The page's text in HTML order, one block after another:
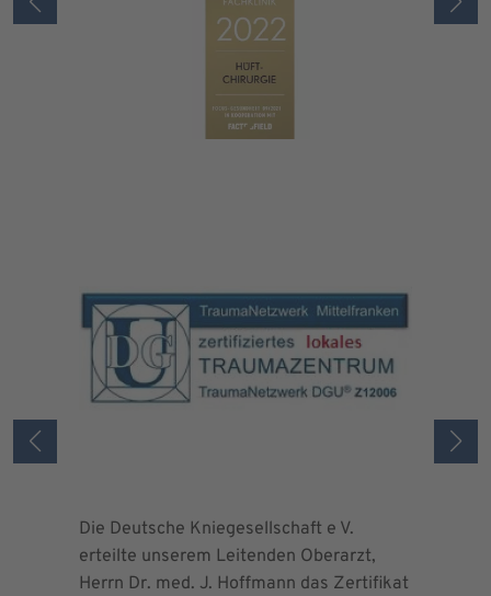
Die Deutsche Kniegesellschaft e V.
erteilte unserem Leitenden Oberarzt,
Herrn Dr. med. J. Hoffmann das Zertifikat